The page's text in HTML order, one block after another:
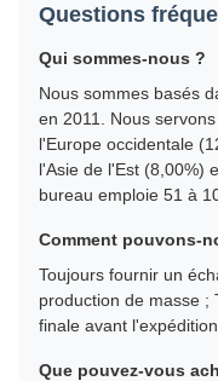
Questions
Qui sommes-nous ?
Nous sommes basés
en 2011. Nous
l'Europe occidentale
l'Asie de l'Est (8,00%)
bureau emploie 51 à
Comment pouvons-
Toujours fournir un
production de masse ;
finale avant l'expédition.
Que pouvez-vous